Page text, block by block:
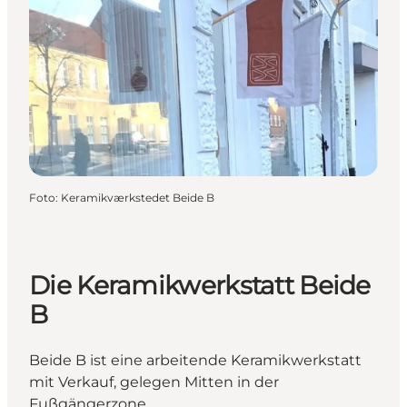
Foto: Keramikværkstedet Beide B
Die Keramikwerkstatt Beide
B
Beide B ist eine arbeitende Keramikwerkstatt
mit Verkauf, gelegen Mitten in der